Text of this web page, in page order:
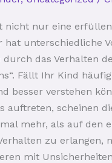
nicht nur eine
hat unterschiedliche
das Verhalten
Fällt Ihr Kind
besser verstehen
auftreten, scheinen
mehr, als auf den
zu erlangen,
mit